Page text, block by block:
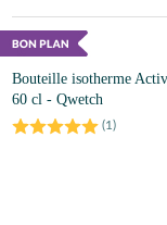
Bouteille isotherme
60 cl - Qwetch
(1 )